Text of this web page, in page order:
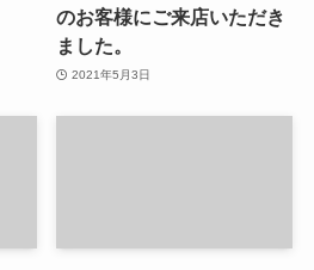
のお客様にご来店いただき
ました。
2021年5月3日